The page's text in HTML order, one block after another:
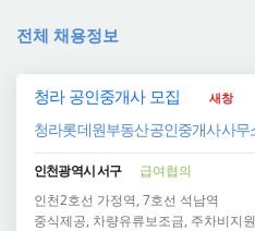
전체 채용정보
청라 공인중개사 모집 새창
청라롯데원부동산공인중개사사무
인천광역시 서구
급여협의
인천2호선 가정역, 7호선 석남역
중식제공, 차량유류보조금, 주차비지